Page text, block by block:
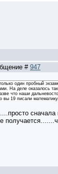
# 947
один пробный
На деле оказалось
что наши
19 писали математику.